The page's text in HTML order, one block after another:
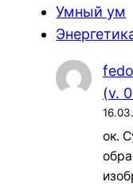
Умный ум
(v.
ок.